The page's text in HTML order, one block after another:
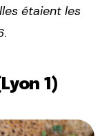
étaient les
.
1)